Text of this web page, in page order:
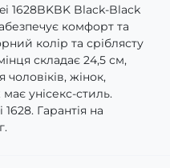
1628BKBK Black-Black
комфорт та
колір та сріблясту
складає 24,5 см,
жінок,
має унісекс-стиль.
Гарантія на